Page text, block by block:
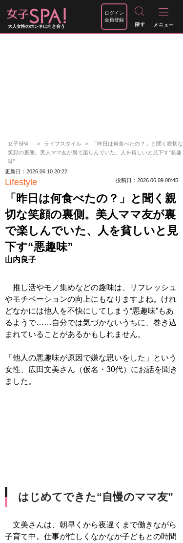
大人女性のホンネに向き合う
ログイン
会員登録
女子SPA！ ライフスタイル
「昨日は何食べたの？」と聞く親切な
笑顔の裏側。美人ママ友が裏で楽しんでいた、人を貧しいと見下す“悪趣
味”
更新日：2026.06.10 20:22
Lifestyle 投稿日：2026.06.09 08:45
「昨日は何食べたの？」と聞く親
切な笑顔の裏側。美人ママ友が裏
で楽しんでいた、人を貧しいと見
下す“悪趣味”
山内良子
推し活やモノ集めなどの趣味は、リフレッシュ
やモチベーションの向上にもなりますよね。けれ
どなかには他人を不快にしてしまう“悪趣味”もあ
るようで……自分では気づかないうちに、巻き込
まれていることがあるかもしれません。
「他人の悪趣味が原因で嫌な思いをした」という
女性、広田文美さん（仮名・30代）にお話を聞き
ました。
はじめてできた“自慢のママ友”
文美さんは、朝早くから夜遅くまで働きながら
子育て中。仕事が忙しくなかなか子どもとの時間